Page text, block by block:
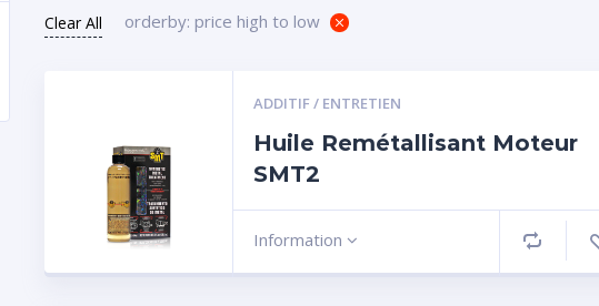
Clear All orderby: price high to low
ADDITIF / ENTRETIEN
Huile Remétallisant Moteur
SMT2
Information